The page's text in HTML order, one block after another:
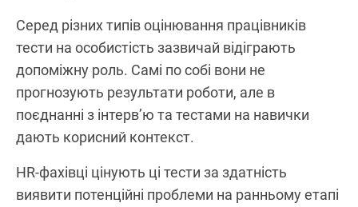
Серед різних типів оцінювання працівників
тести на особистість зазвичай відіграють
допоміжну роль. Самі по собі вони не
прогнозують результати роботи, але в
поєднанні з інтерв’ю та тестами на навички
дають корисний контекст.
HR-фахівці цінують ці тести за здатність
виявити потенційні проблеми на ранньому етапі